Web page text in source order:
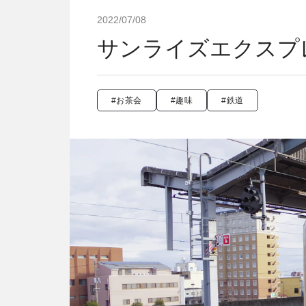
2022/07/08
サンライズエクス
#お茶会 #趣味 #鉄道